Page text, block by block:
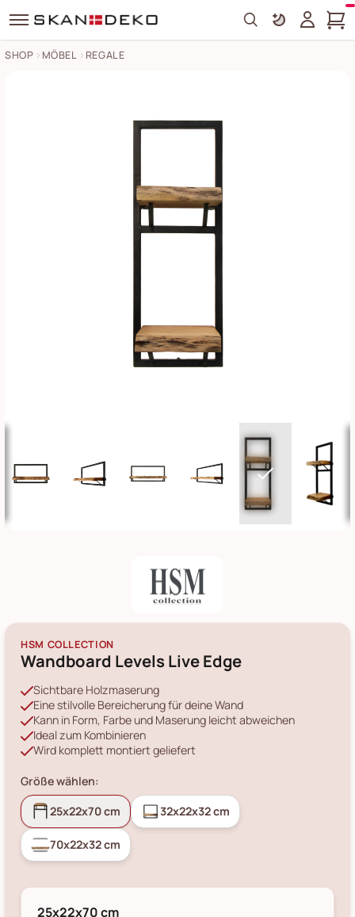
Search
SHOP MÖBEL REGALE
HSM COLLECTION
Wandboard Levels Live Edge
Sichtbare Holzmaserung
Eine stilvolle Bereicherung für deine Wand
Kann in Form, Farbe und Maserung leicht abweichen
Ideal zum Kombinieren
Wird komplett montiert geliefert
Größe wählen:
25x22x70 cm 32x22x32 cm
70x22x32 cm
25x22x70 cm